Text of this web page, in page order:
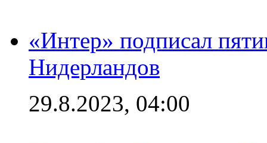
«Интер» подписал
Нидерландов
29.8.2023, 04:00